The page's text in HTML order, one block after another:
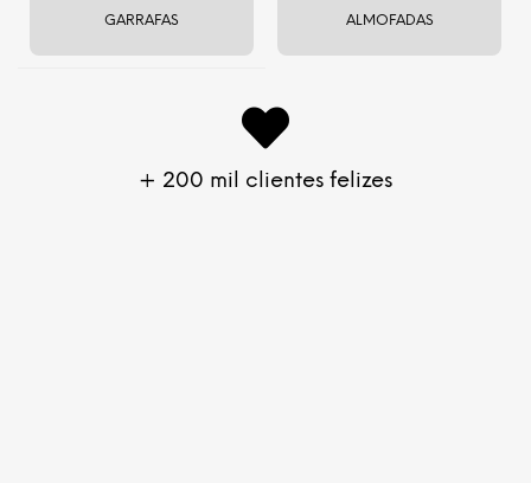
Somos aYogateria
Seja um Revendedor
Blogda Yogateria
Entrega e Pagamento
Trocas e Devoluções
Sugira uma melhoria →
GARRAFAS ALMOFADAS
+ 200 mil clientes felizes